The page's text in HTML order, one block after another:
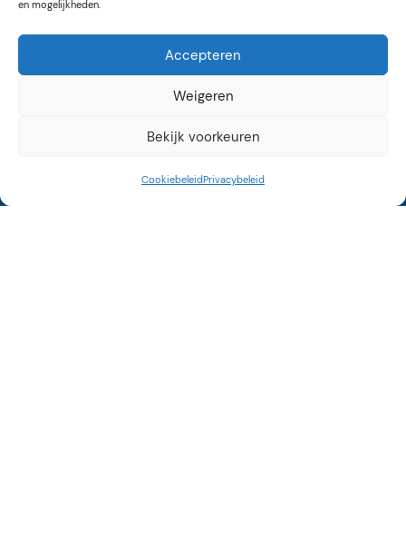
en mogelijkheden.
Accepteren
Weigeren
Bekijk voorkeuren
CookiebeleidPrivacybeleid